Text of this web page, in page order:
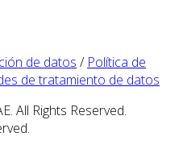
de datos / Política de
de tratamiento de datos
All Rights Reserved.